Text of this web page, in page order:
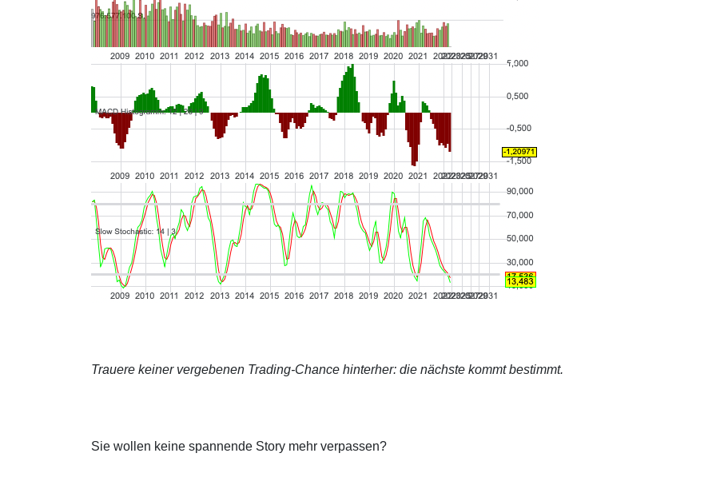
Trauere keiner vergebenen Trading-Chance hinterher: die nächste kommt bestimmt.
Sie wollen keine spannende Story mehr verpassen?